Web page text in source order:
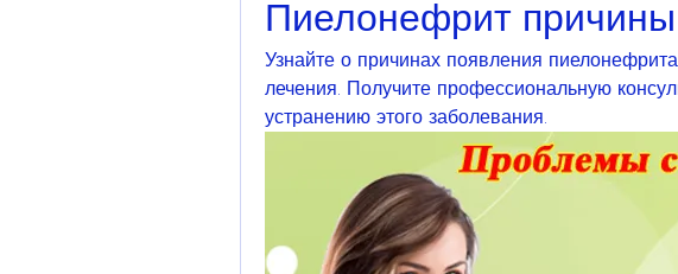
Пиелонефрит
Узнайте о причинах появления
лечения. Получите профессиональную
устранению этого заболевания.